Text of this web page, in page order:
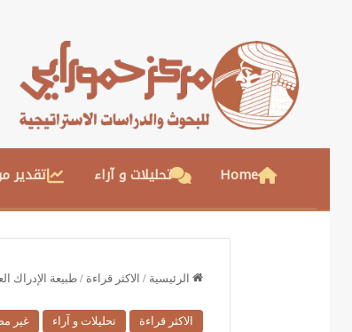
Home تحليلات و آراء تقدير
الرئيسية / الاكثر قراءة /طبيعة الإدراك
الاكثر قراءة تحليلات و آراء غير